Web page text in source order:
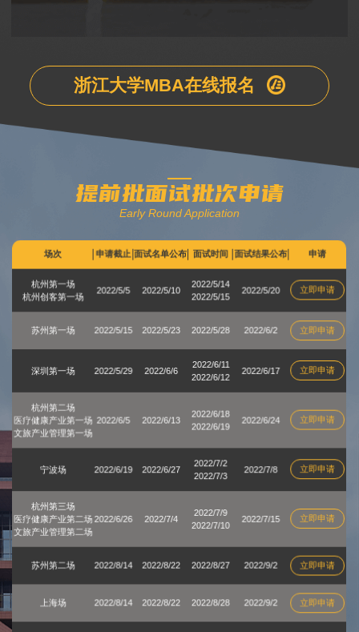
浙江大学MBA在线报名
提前批面试批次申请
Early Round Application
场次 申请截止 面试名单公布 面试时间 面试结果公布 申请
杭州第一场
杭州创客第一场
2022/5/5 2022/5/10
2022/5/14
2022/5/15
2022/5/20 立即申请
苏州第一场 2022/5/15 2022/5/23 2022/5/28 2022/6/2 立即申请
深圳第一场 2022/5/29 2022/6/6
2022/6/11
2022/6/12
2022/6/17 立即申请
杭州第二场
医疗健康产业第一场
文旅产业管理第一场
2022/6/5 2022/6/13
2022/6/18
2022/6/19
2022/6/24 立即申请
宁波场 2022/6/19 2022/6/27
2022/7/2
2022/7/3
2022/7/8 立即申请
杭州第三场
医疗健康产业第二场
文旅产业管理第二场
2022/6/26 2022/7/4
2022/7/9
2022/7/10
2022/7/15 立即申请
苏州第二场 2022/8/14 2022/8/22 2022/8/27 2022/9/2 立即申请
上海场 2022/8/14 2022/8/22 2022/8/28 2022/9/2 立即申请